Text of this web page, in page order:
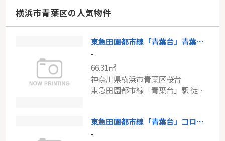
東京都府中市若松町２丁目
京王線「東府中」駅 徒歩13分
81.89㎡
神奈川県横浜市港北区大倉山７丁目
横浜市青葉区の人気物件
東急田園都市線「青葉台」青葉台パーク・ホームズ弐番館
-
66.31㎡
神奈川県横浜市青葉区桜台
東急田園都市線「青葉台」駅 徒歩13分
東急田園都市線「青葉台」コローレ青葉台B棟
-